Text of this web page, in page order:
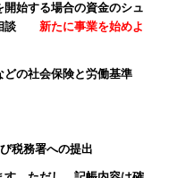
始する場合の資金のシュ
談
新たに事業を始めよ
どの社会保険と労働基準
税務署への提出